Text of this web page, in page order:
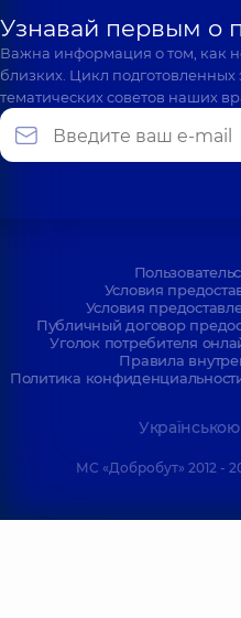
Узнавай первым о
Важна информация о том, как
близких. Цикл
тематических советов наших
Условия
Условия
Публичный договор
Уголок потребителя
Правила
Политика
МС «Добробут» 2012 -